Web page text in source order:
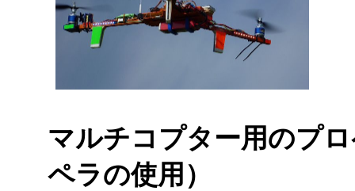
マルチコプター用のプ
ペラの使用）